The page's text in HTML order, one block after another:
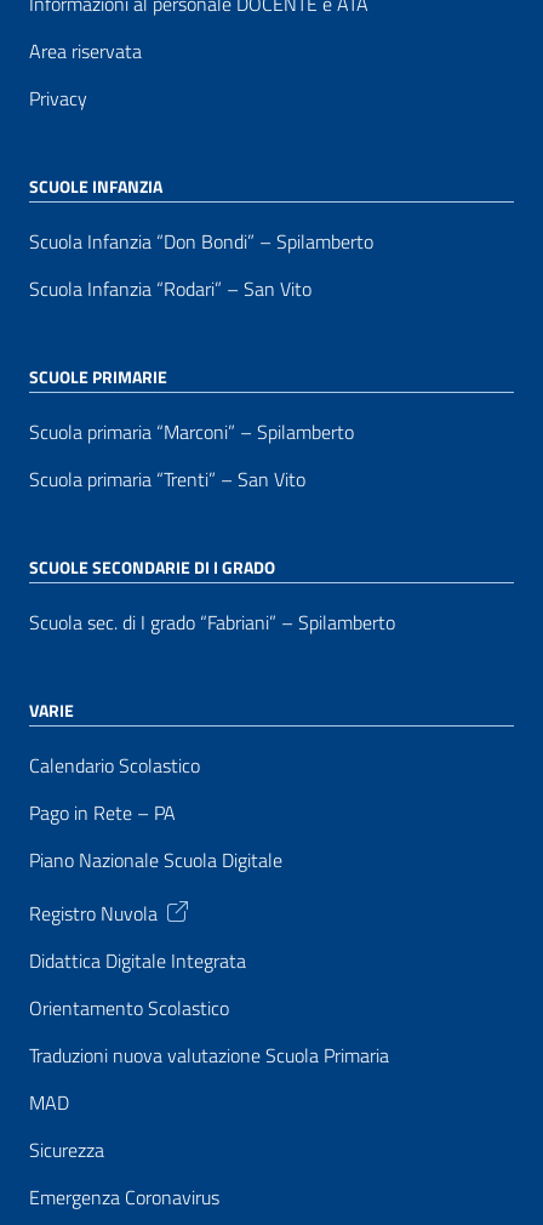
Area riservata
Privacy
SCUOLE INFANZIA
Scuola Infanzia “Don Bondi” – Spilamberto
Scuola Infanzia “Rodari” – San Vito
SCUOLE PRIMARIE
Scuola primaria “Marconi” – Spilamberto
Scuola primaria “Trenti” – San Vito
SCUOLE SECONDARIE DI I GRADO
Scuola sec. di I grado “Fabriani” – Spilamberto
VARIE
Calendario Scolastico
Pago in Rete – PA
Piano Nazionale Scuola Digitale
Registro Nuvola
Didattica Digitale Integrata
Orientamento Scolastico
Traduzioni nuova valutazione Scuola Primaria
MAD
Sicurezza
Emergenza Coronavirus